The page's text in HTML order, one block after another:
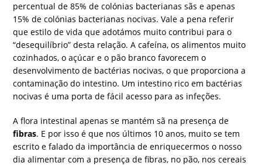
percentual de 85% de colónias bacterianas sãs e apenas
15% de colónias bacterianas nocivas. Vale a pena referir
que estilo de vida que adotámos muito contribui para o
“desequilíbrio” desta relação. A cafeína, os alimentos muito
cozinhados, o açúcar e o pão branco favorecem o
desenvolvimento de bactérias nocivas, o que proporciona a
contaminação do intestino. Um intestino rico em bactérias
nocivas é uma porta de fácil acesso para as infeções.
A flora intestinal apenas se mantém sã na presença de
fibras. E por isso é que nos últimos 10 anos, muito se tem
escrito e falado da importância de enriquecermos o nosso
dia alimentar com a presença de fibras, no pão, nos cereais